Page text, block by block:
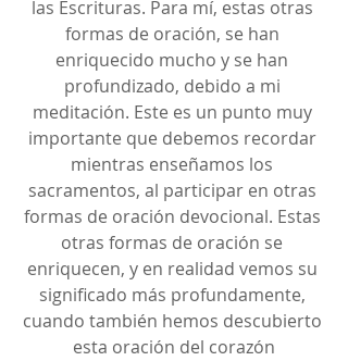
las Escrituras. Para mí, estas otras
formas de oración, se han
enriquecido mucho y se han
profundizado, debido a mi
meditación. Este es un punto muy
importante que debemos recordar
mientras enseñamos los
sacramentos, al participar en otras
formas de oración devocional. Estas
otras formas de oración se
enriquecen, y en realidad vemos su
significado más profundamente,
cuando también hemos descubierto
esta oración del corazón